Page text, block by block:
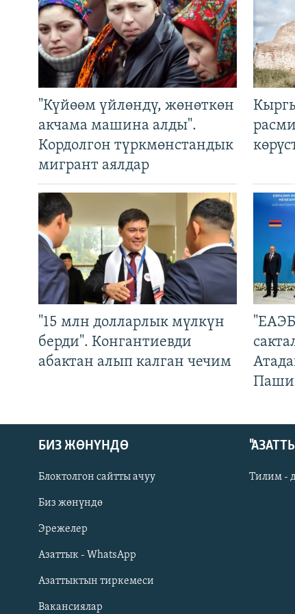
Русский
ОНЛАЙН ШЕРИНЕ
"Күйөөм үйлөндү, жөнөткөн
акчама машина алды".
Кордолгон түркмөнстандык
мигрант аялдар
"15 млн долларлык мүлкүн
берди". Конгантиевди
абактан алып калган чечим
БИЗ ЖӨНҮНДӨ
Блоктолгон сайтты ачуу
Биз жөнүндө
Эрежелер
Азаттык - WhatsApp
Азаттыктын тиркемеси
Вакансиялар
Тилим -